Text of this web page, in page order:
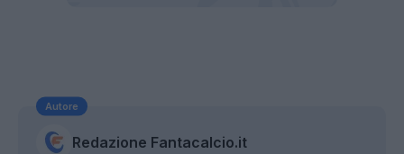
Autore
Redazione Fantacalcio.it